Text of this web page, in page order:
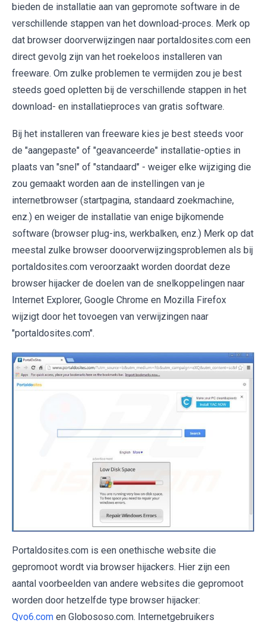
bieden de installatie aan van gepromote software in de
verschillende stappen van het download-proces. Merk op
dat browser doorverwijzingen naar portaldosites.com een
direct gevolg zijn van het roekeloos installeren van
freeware. Om zulke problemen te vermijden zou je best
steeds goed opletten bij de verschillende stappen in het
download- en installatieproces van gratis software.
Bij het installeren van freeware kies je best steeds voor
de "aangepaste" of "geavanceerde" installatie-opties in
plaats van "snel" of "standaard" - weiger elke wijziging die
zou gemaakt worden aan de instellingen van je
internetbrowser (startpagina, standaard zoekmachine,
enz.) en weiger de installatie van enige bijkomende
software (browser plug-ins, werkbalken, enz.) Merk op dat
meestal zulke browser dooorverwijzingsproblemen als bij
portaldosites.com veroorzaakt worden doordat deze
browser hijacker de doelen van de snelkoppelingen naar
Internet Explorer, Google Chrome en Mozilla Firefox
wijzigt door het tovoegen van verwijzingen naar
"portaldosites.com".
Portaldosites.com is een onethische website die
gepromoot wordt via browser hijackers. Hier zijn een
aantal voorbeelden van andere websites die gepromoot
worden door hetzelfde type browser hijacker:
Qvo6.com en Globososo.com. Internetgebruikers